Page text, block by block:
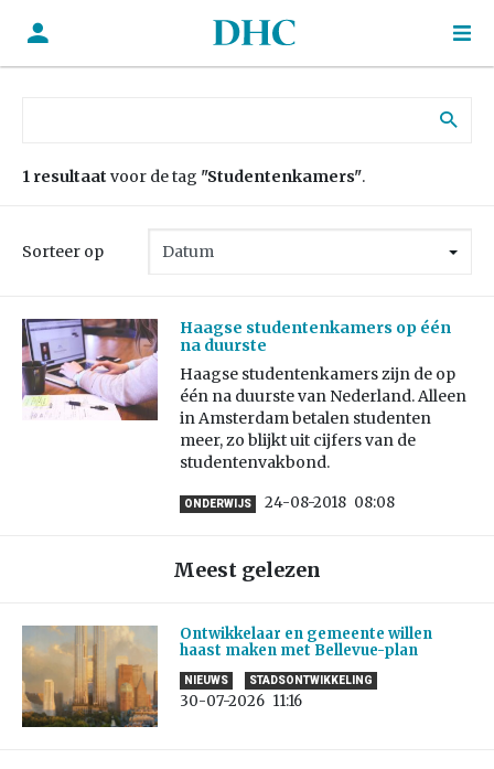
1 resultaat voor de tag "Studentenkamers".
Sorteer op
Haagse studentenkamers op één
na duurste
Haagse studentenkamers zijn de op
één na duurste van Nederland. Alleen
in Amsterdam betalen studenten
meer, zo blijkt uit cijfers van de
studentenvakbond.
ONDERWIJS 24-08-2018 08:08
Meest gelezen
Ontwikkelaar en gemeente willen
haast maken met Bellevue-plan
NIEUWS STADSONTWIKKELING
30-07-2026 11:16